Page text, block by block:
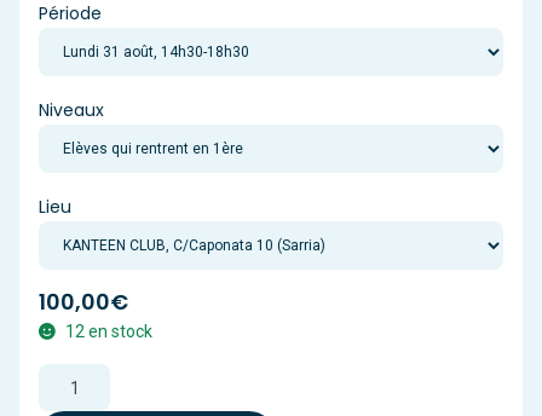
Période
Niveaux
Lieu
100,00€
12 en stock
quantité